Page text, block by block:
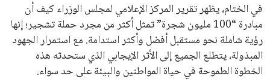
في الختام، يظهر تقرير المركز الإعلامي لمجلس الوزراء كيف أن
مبادرة “100 مليون شجرة” تمثل أكثر من مجرد حملة تشجير؛ إنها
رؤية شاملة نحو مستقبل أفضل وأكثر استدامة. مع استمرار الجهود
المبذولة، يتطلع الجميع إلى الأثر الإيجابي الذي ستحدثه هذه
الخطوة الطموحة في حياة المواطنين والبيئة على حد سواء.